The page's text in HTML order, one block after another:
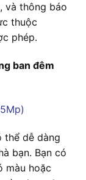
và thông báo
thuộc
phép.
ban đêm
thể dễ dàng
bạn. Bạn có
màu hoặc